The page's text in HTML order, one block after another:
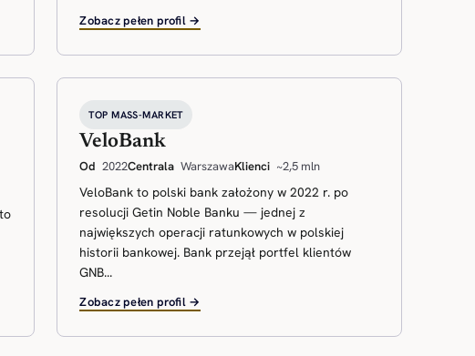
Zobacz pełen profil →
TOP MASS-MARKET
VeloBank
Od 2022Centrala WarszawaKlienci ~2,5 mln
VeloBank to polski bank założony w 2022 r. po
resolucji Getin Noble Banku — jednej z
największych operacji ratunkowych w polskiej
historii bankowej. Bank przejął portfel klientów
GNB...
Zobacz pełen profil →